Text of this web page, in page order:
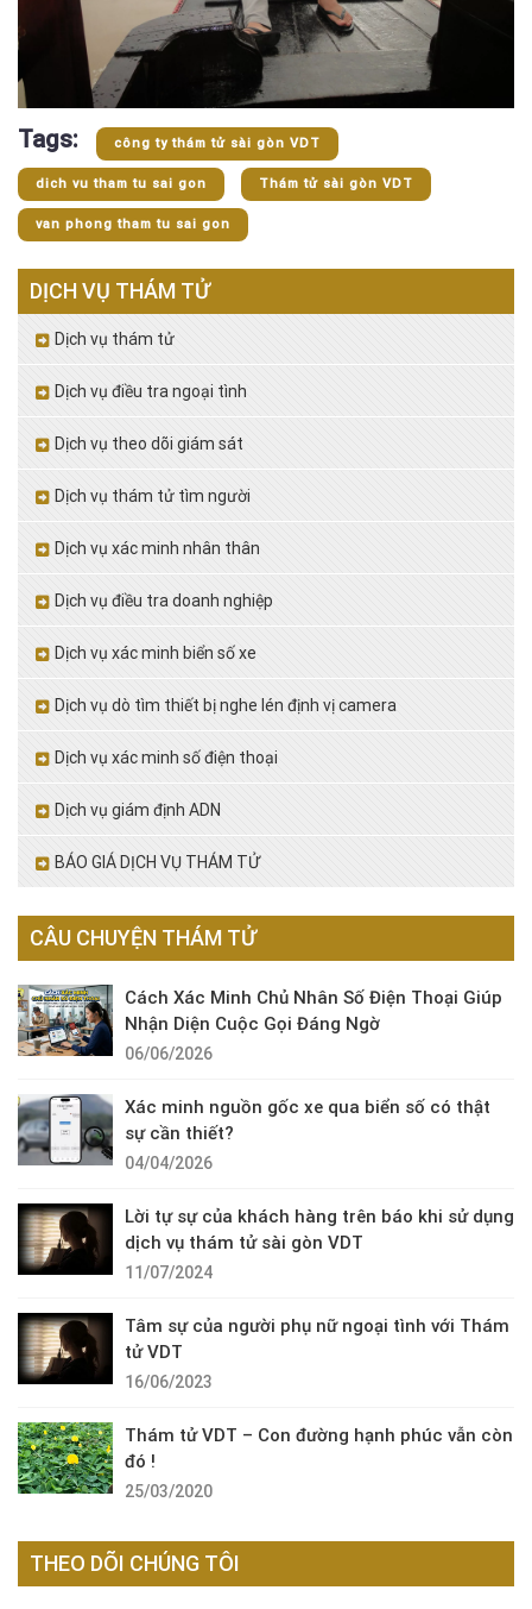
Tags: công ty thám tử sài gòn VDT
dich vu tham tu sai gon Thám tử sài gòn VDT
van phong tham tu sai gon
DỊCH VỤ THÁM TỬ
Dịch vụ thám tử
Dịch vụ điều tra ngoại tình
Dịch vụ theo dõi giám sát
Dịch vụ thám tử tìm người
Dịch vụ xác minh nhân thân
Dịch vụ điều tra doanh nghiệp
Dịch vụ xác minh biển số xe
Dịch vụ dò tìm thiết bị nghe lén định vị camera
Dịch vụ xác minh số điện thoại
Dịch vụ giám định ADN
BÁO GIÁ DỊCH VỤ THÁM TỬ
CÂU CHUYỆN THÁM TỬ
Cách Xác Minh Chủ Nhân Số Điện Thoại Giúp
Nhận Diện Cuộc Gọi Đáng Ngờ
06/06/2026
Xác minh nguồn gốc xe qua biển số có thật
sự cần thiết?
04/04/2026
Lời tự sự của khách hàng trên báo khi sử dụng
dịch vụ thám tử sài gòn VDT
11/07/2024
Tâm sự của người phụ nữ ngoại tình với Thám
tử VDT
16/06/2023
Thám tử VDT – Con đường hạnh phúc vẫn còn
đó !
25/03/2020
THEO DÕI CHÚNG TÔI